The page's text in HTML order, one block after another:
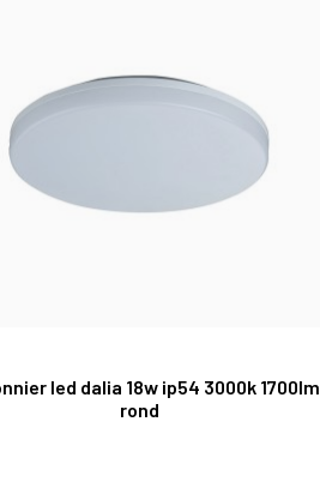
led dalia 18w ip54 3000k 1700lm
rond